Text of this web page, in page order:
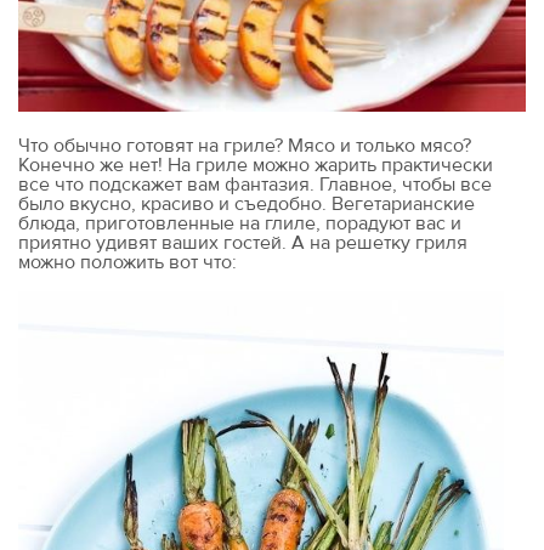
Что обычно готовят на гриле? Мясо и только мясо?
Конечно же нет! На гриле можно жарить практически
все что подскажет вам фантазия. Главное, чтобы все
было вкусно, красиво и съедобно. Вегетарианские
блюда, приготовленные на глиле, порадуют вас и
приятно удивят ваших гостей. А на решетку гриля
можно положить вот что: